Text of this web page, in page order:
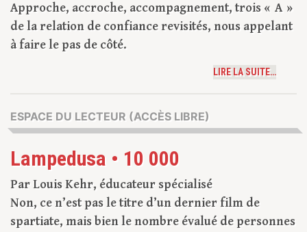
Approche, accroche, accompagnement, trois « A »
de la relation de confiance revisités, nous appelant
à faire le pas de côté.
LIRE LA SUITE…
ESPACE DU LECTEUR (ACCÈS LIBRE)
Lampedusa • 10 000
Par Louis Kehr, éducateur spécialisé
Non, ce n’est pas le titre d’un dernier film de
spartiate, mais bien le nombre évalué de personnes